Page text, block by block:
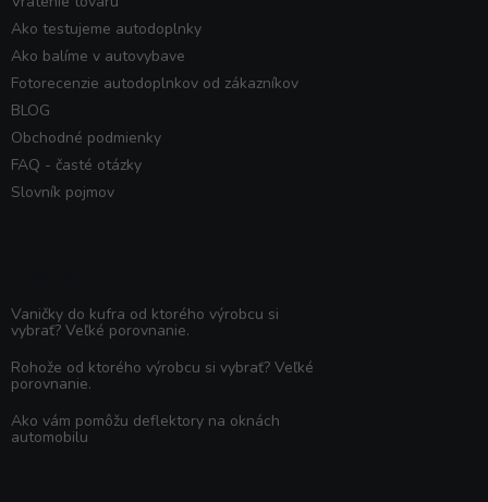
Ako testujeme autodoplnky
Ako balíme v autovybave
Fotorecenzie autodoplnkov od zákazníkov
BLOG
Obchodné podmienky
FAQ - časté otázky
Slovník pojmov
Vaničky do kufra od ktorého výrobcu si
vybrať? Veľké porovnanie.
Rohože od ktorého výrobcu si vybrať? Veľké
porovnanie.
Ako vám pomôžu deflektory na oknách
automobilu